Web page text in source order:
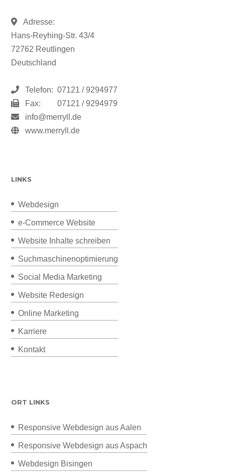
Adresse:
Hans-Reyhing-Str. 43/4
72762 Reutlingen
Deutschland
Telefon: 07121 / 9294977
Fax:
07121 / 9294979
info@merryll.de
www.merryll.de
LINKS
Webdesign
e-Commerce Website
Website Inhalte schreiben
Suchmaschinenoptimierung
Social Media Marketing
Website Redesign
Online Marketing
Karriere
Kontakt
ORT LINKS
Responsive Webdesign aus Aalen
Responsive Webdesign aus Aspach
Webdesign Bisingen